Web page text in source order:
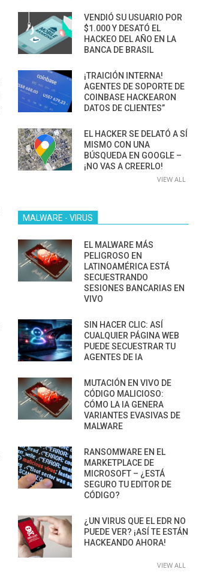
VENDIÓ SU USUARIO POR
$1.000 Y DESATÓ EL
HACKEO DEL AÑO EN LA
BANCA DE BRASIL
¡TRAICIÓN INTERNA!
AGENTES DE SOPORTE DE
COINBASE HACKEARON
DATOS DE CLIENTES”
EL HACKER SE DELATÓ A SÍ
MISMO CON UNA
BÚSQUEDA EN GOOGLE –
¡NO VAS A CREERLO!
VIEW ALL
MALWARE - VIRUS
EL MALWARE MÁS
PELIGROSO EN
LATINOAMÉRICA ESTÁ
SECUESTRANDO
SESIONES BANCARIAS EN
VIVO
SIN HACER CLIC: ASÍ
CUALQUIER PÁGINA WEB
PUEDE SECUESTRAR TU
AGENTES DE IA
MUTACIÓN EN VIVO DE
CÓDIGO MALICIOSO:
CÓMO LA IA GENERA
VARIANTES EVASIVAS DE
MALWARE
RANSOMWARE EN EL
MARKETPLACE DE
MICROSOFT – ¿ESTÁ
SEGURO TU EDITOR DE
CÓDIGO?
¿UN VIRUS QUE EL EDR NO
PUEDE VER? ¡ASÍ TE ESTÁN
HACKEANDO AHORA!
VIEW ALL